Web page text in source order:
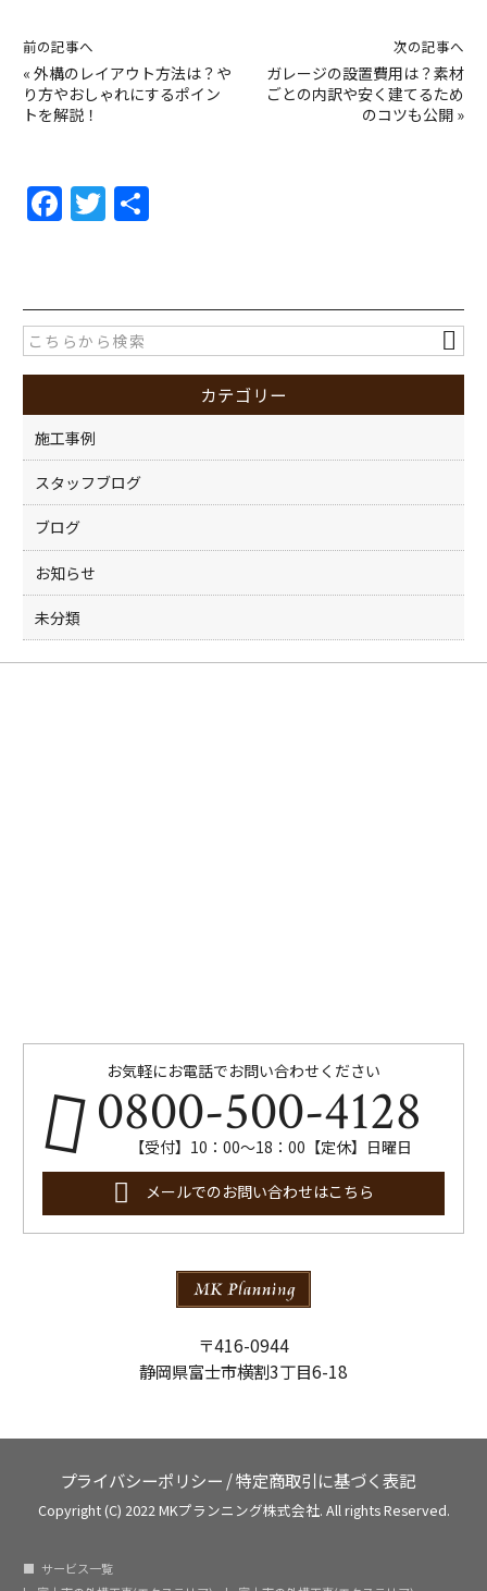
前の記事へ
« 外構のレイアウト方法は？や
り方やおしゃれにするポイン
トを解説！
次の記事へ
ガレージの設置費用は？素材
ごとの内訳や安く建てるため
のコツも公開 »
F
e
b
o
o
k
T
er
カテゴリー
施工事例
スタッフブログ
ブログ
お知らせ
未分類
お気軽にお電話でお問い合わせください
0800-500-4128
【受付】10：00～18：00【定休】日曜日
メールでのお問い合わせはこちら
〒416-0944
静岡県富士市横割3丁目6-18
プライバシーポリシー /特定商取引に基づく表記
Copyright (C) 2022 MKプランニング株式会社. All rights Reserved.
サービス一覧